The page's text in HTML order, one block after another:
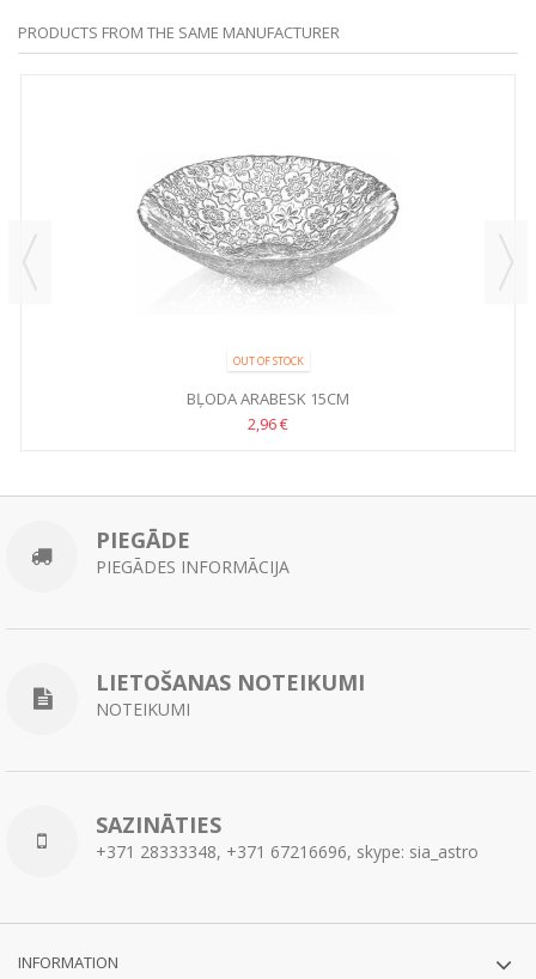
PRODUCTS FROM THE SAME MANUFACTURER
OUT OF STOCK
BĻODA ARABESK 15CM
2,96 €
PIEGĀDE
PIEGĀDES INFORMĀCIJA
LIETOŠANAS NOTEIKUMI
NOTEIKUMI
SAZINĀTIES
+371 28333348, +371 67216696, skype: sia_astro
INFORMATION